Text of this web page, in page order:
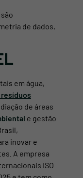
de dados,
em água,
de áreas
e gestão
inovar e
A empresa
ISO